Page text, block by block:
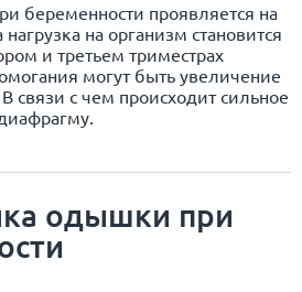
беременности проявляется на
на организм становится
и третьем триместрах
могут быть увеличение
связи с чем происходит сильное
одышки при